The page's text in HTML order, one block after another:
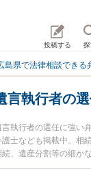
投稿する
島県で法律相談できる
言執行者の
執行者の選任に強い
士なども掲載中。相
、遺産分割等の細か
事務所の溝手 康史弁